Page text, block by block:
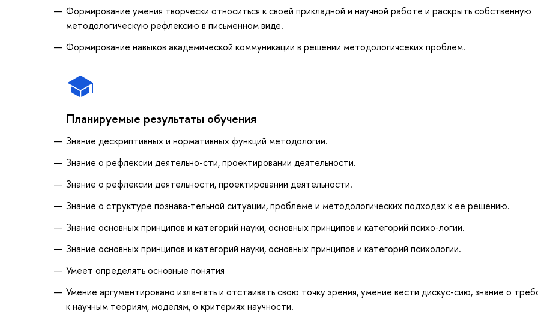
Формирование умения творчески относиться к своей прикладной и научной работе и раскрыть собственную
методологическую рефлексию в письменном виде.
Формирование навыков академической коммуникации в решении методологичсеких проблем.
Планируемые результаты обучения
Знание дескриптивных и нормативных функций методологии.
Знание о рефлексии деятельно-сти, проектировании деятельности.
Знание о рефлексии деятельности, проектировании деятельности.
Знание о структуре познава-тельной ситуации, проблеме и методологических подходах к ее решению.
Знание основных принципов и категорий науки, основных принципов и категорий психо-логии.
Знание основных принципов и категорий науки, основных принципов и категорий психологии.
Умеет определять основные понятия
Умение аргументировано изла-гать и отстаивать свою точку зрения, умение вести дискус-сию, знание о
к научным теориям, моделям, о критериях научности.